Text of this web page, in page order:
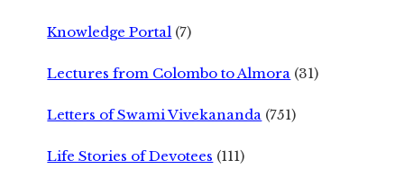
Knowledge Portal (7)
Lectures from Colombo to Almora (31)
Letters of Swami Vivekananda (751)
Life Stories of Devotees (111)